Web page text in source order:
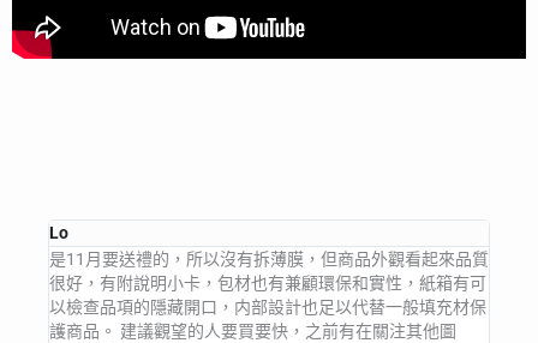
Lo
是11月要送禮的，所以沒有拆薄膜，但商品外觀看起來品質
很好，有附說明小卡，包材也有兼顧環保和實性，紙箱有可
以檢查品項的隱藏開口，内部設計也足以代替一般填充材保
護商品。 建議觀望的人要買要快，之前有在關注其他圖